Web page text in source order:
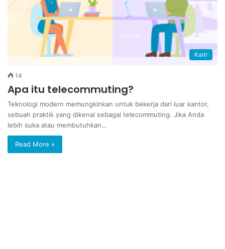
Karir
14
Apa itu telecommuting?
Teknologi modern memungkinkan untuk bekerja dari luar kantor,
sebuah praktik yang dikenal sebagai telecommuting. Jika Anda
lebih suka atau membutuhkan…
Read More »